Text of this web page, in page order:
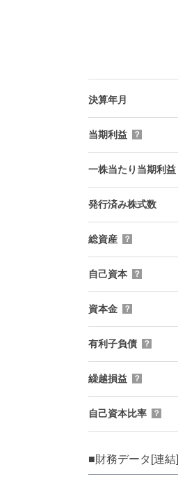
決算年月
当期利益 ？
一株当たり当期利益
発行済み株式数
総資産 ？
自己資本 ？
資本金 ？
有利子負債 ？
繰越損益 ？
自己資本比率 ？
■財務データ[連結]